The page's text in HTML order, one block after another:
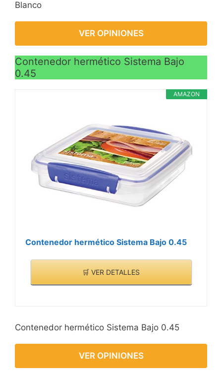
Blanco
VER OPINIONES
Contenedor hermético Sistema Bajo
0.45
AMAZON
Contenedor hermético Sistema Bajo 0.45
🛒 VER DETALLES
Contenedor hermético Sistema Bajo 0.45
VER OPINIONES